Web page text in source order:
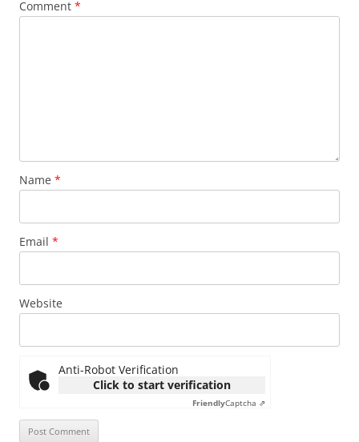
Comment *
Name *
Email *
Website
Anti-Robot Verification
Click to start verification
FriendlyCaptcha ⇗